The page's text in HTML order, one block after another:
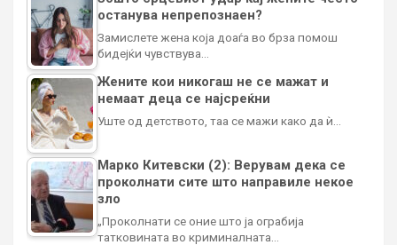
останува непрепознаен?
Замислете жена која доаѓа во брза помош
бидејќи чувствува…
Жените кои никогаш не се мажат и
немаат деца се најсреќни
Уште од детството, таа се мажи како да ѝ…
Марко Китевски (2): Верувам дека се
проколнати сите што направиле некое
зло
„Проколнати се оние што ја ограбија
татковината во криминалната…